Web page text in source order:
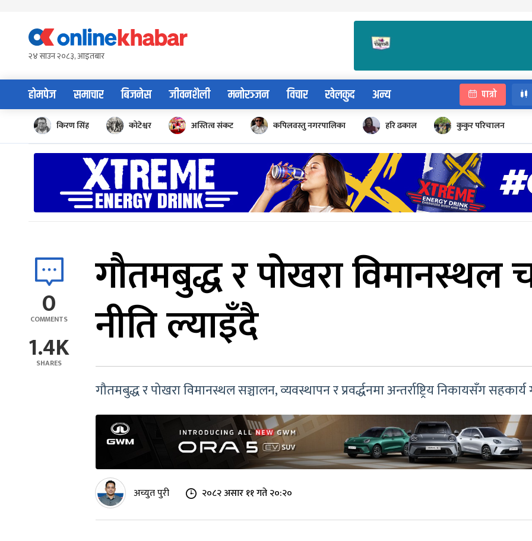
content२४ साउन २०८३, आइतबार
होमपेज समाचार बिजनेस जीवनशैली मनोरञ्जन विचार खेलकुद अन्य पात्रो
किरण सिंह कोटेश्वर अस्तित्व संकट कपिलवस्तु नगरपालिका हरि ढकाल कुकुर परिचालन
0
COMMENTS
1.4K
SHARES
गौतमबुद्ध र पोखरा विमानस्थल
नीति ल्याइँदै
गौतमबुद्ध र पोखरा विमानस्थल सञ्चालन, व्यवस्थापन र प्रवर्द्धनमा अन्तर्राष्ट्रिय निकायसँग सहकार्य
अच्युत पुरी २०८२ असार ११ गते २०:२०